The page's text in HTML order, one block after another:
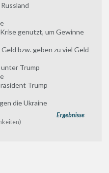
genutzt, um Gewinne
bzw. geben zu viel Geld
Trump
Trump
die Ukraine
Ergebnisse